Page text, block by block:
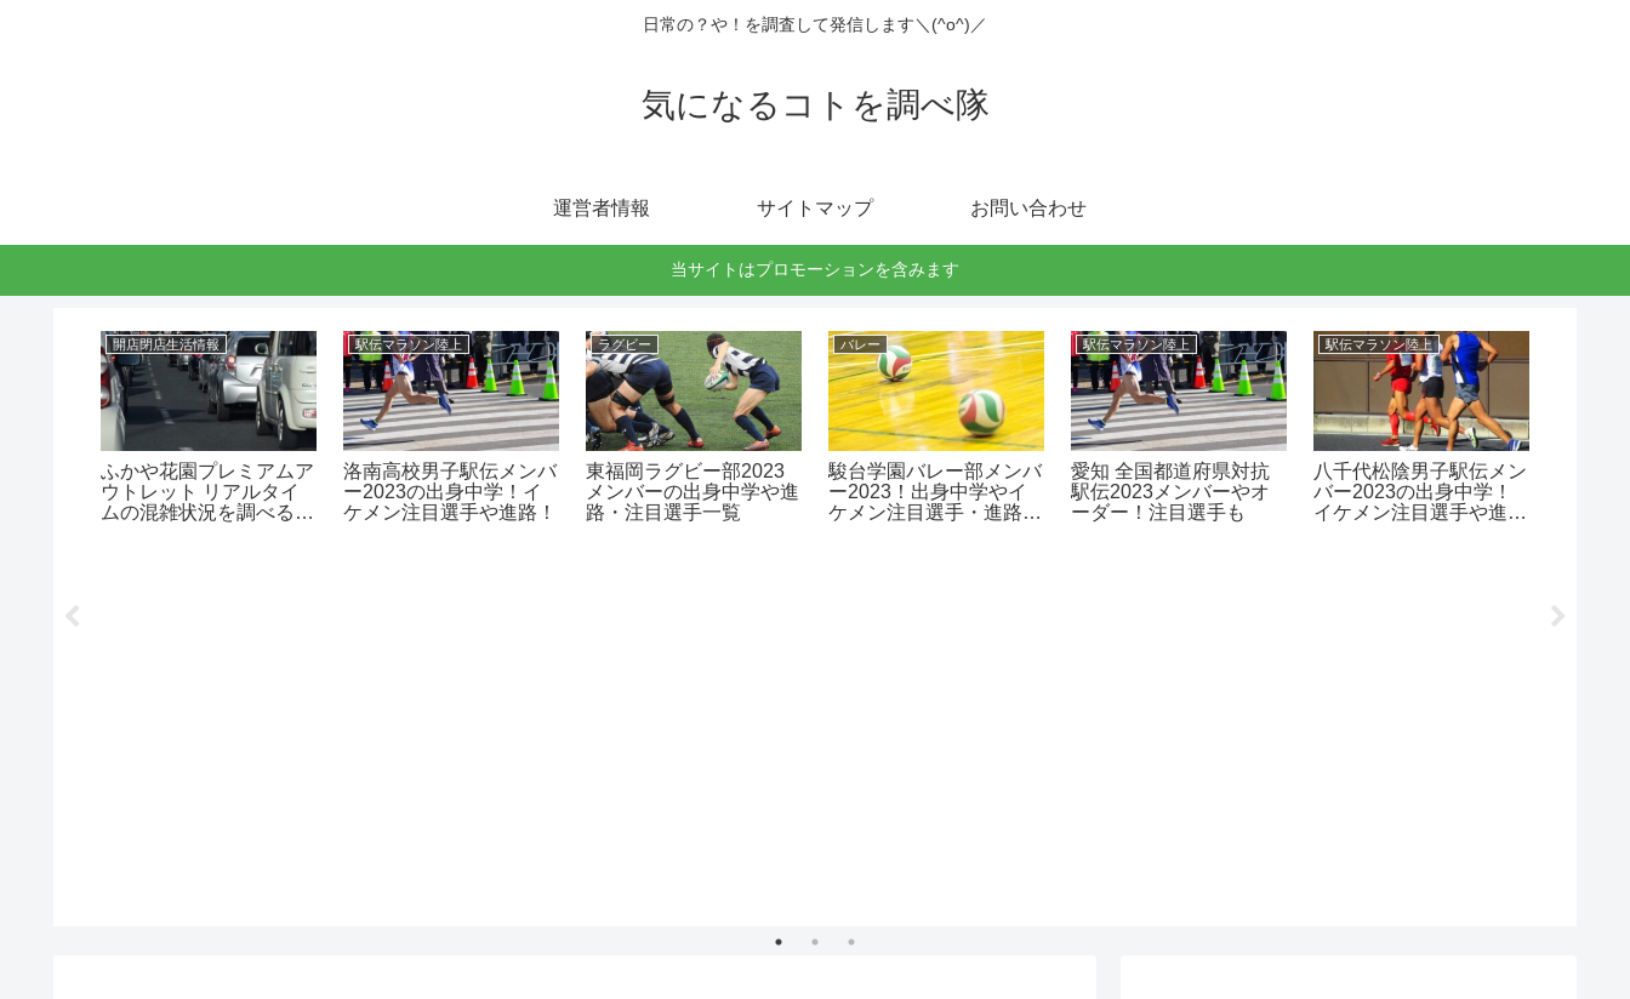
日常の？や！を調査して発信します＼(^o^)／
気になるコトを調べ隊
運営者情報 サイトマップ お問い合わせ
当サイトはプロモーションを含みます
開店閉店生活情報
ふかや花園プレミアムア
ウトレット リアルタイ
ムの混雑状況を調べる方
駅伝マラソン陸上
洛南高校男子駅伝メンバ
ー2023の出身中学！イ
ケメン注目選手や進路！
ラグビー
東福岡ラグビー部2023
メンバーの出身中学や進
路・注目選手一覧
バレー
駿台学園バレー部メンバ
ー2023！出身中学やイ
ケメン注目選手・進路
駅伝マラソン陸上
愛知 全国都道府県対抗
駅伝2023メンバーやオ
ーダー！注目選手も
駅伝マラソン陸上
八千代松陰男子駅伝メン
バー2023の出身中学！
イケメン注目選手や進